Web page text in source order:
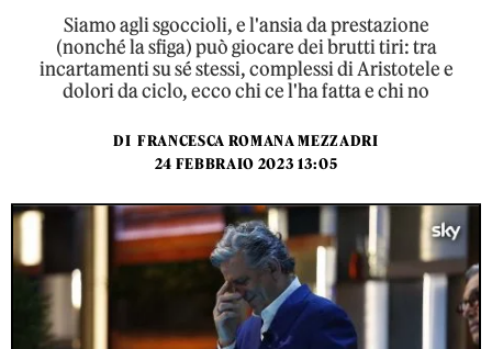
Siamo agli sgoccioli, e l'ansia da prestazione
(nonché la sfiga) può giocare dei brutti tiri: tra
incartamenti su sé stessi, complessi di Aristotele e
dolori da ciclo, ecco chi ce l'ha fatta e chi no
DI FRANCESCA ROMANA MEZZADRI
24 FEBBRAIO 2023 13:05